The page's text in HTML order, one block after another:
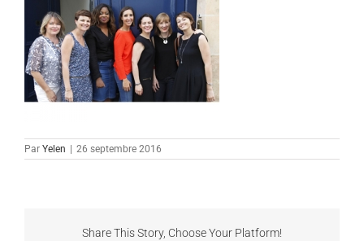
Par Yelen 26 septembre 2016
Share This Story, Choose Your Platform!